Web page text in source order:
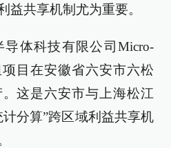
益共享机制尤为重要。
体科技有限公司Micro-
目在安徽省六安市六松
这是六安市与上海松江
分算”跨区域利益共享机